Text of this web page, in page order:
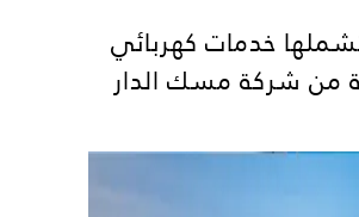
خدمات كهربائي
من شركة مسك الدار